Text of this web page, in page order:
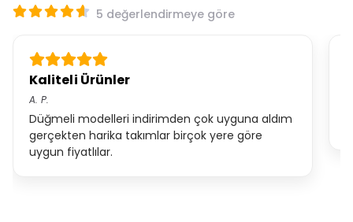
5 değerlendirmeye göre
Kaliteli Ürünler
A. P.
Düğmeli modelleri indirimden çok uyguna aldım
gerçekten harika takımlar birçok yere göre
uygun fiyatlılar.